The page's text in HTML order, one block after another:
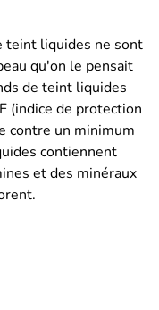
teint liquides ne sont
qu'on le pensait
de teint liquides
(indice de protection
contre un minimum
contiennent
et des minéraux